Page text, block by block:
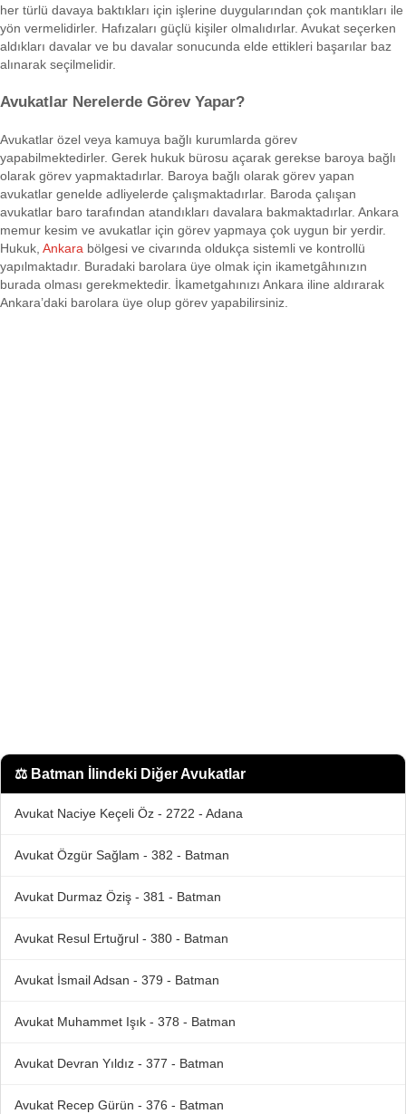
her türlü davaya baktıkları için işlerine duygularından çok mantıkları ile
yön vermelidirler. Hafızaları güçlü kişiler olmalıdırlar. Avukat seçerken
aldıkları davalar ve bu davalar sonucunda elde ettikleri başarılar baz
alınarak seçilmelidir.
Avukatlar Nerelerde Görev Yapar?
Avukatlar özel veya kamuya bağlı kurumlarda görev
yapabilmektedirler. Gerek hukuk bürosu açarak gerekse baroya bağlı
olarak görev yapmaktadırlar. Baroya bağlı olarak görev yapan
avukatlar genelde adliyelerde çalışmaktadırlar. Baroda çalışan
avukatlar baro tarafından atandıkları davalara bakmaktadırlar. Ankara
memur kesim ve avukatlar için görev yapmaya çok uygun bir yerdir.
Hukuk, Ankara bölgesi ve civarında oldukça sistemli ve kontrollü
yapılmaktadır. Buradaki barolara üye olmak için ikametgâhınızın
burada olması gerekmektedir. İkametgahınızı Ankara iline aldırarak
Ankara’daki barolara üye olup görev yapabilirsiniz.
⚖️ Batman İlindeki Diğer Avukatlar
Avukat Naciye Keçeli Öz - 2722 - Adana
Avukat Özgür Sağlam - 382 - Batman
Avukat Durmaz Öziş - 381 - Batman
Avukat Resul Ertuğrul - 380 - Batman
Avukat İsmail Adsan - 379 - Batman
Avukat Muhammet Işık - 378 - Batman
Avukat Devran Yıldız - 377 - Batman
Avukat Recep Gürün - 376 - Batman